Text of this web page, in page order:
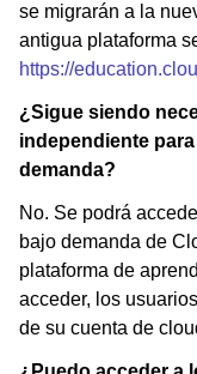
se migrarán a la
antigua plataforma
https://
¿Sigue siendo
independiente
demanda?
No. Se podrá
bajo demanda de
plataforma de
acceder, los
de su cuenta de